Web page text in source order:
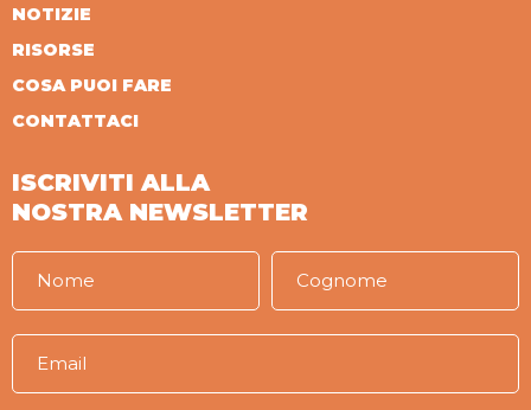
NOTIZIE
RISORSE
COSA PUOI FARE
CONTATTACI
ISCRIVITI ALLA
NOSTRA NEWSLETTER